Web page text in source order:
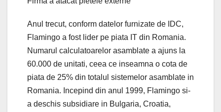
Anul trecut, conform datelor furnizate de IDC,
Flamingo a fost lider pe piata IT din Romania.
Numarul calculatoarelor asamblate a ajuns la
60.000 de unitati, ceea ce inseamna o cota de
piata de 25% din totalul sistemelor asamblate in
Romania. Incepind din anul 1999, Flamingo si-
a deschis subsidiare in Bulgaria, Croatia,